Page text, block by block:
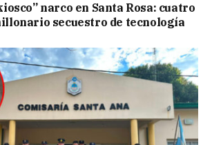
narco en Santa Rosa: cuatro
secuestro de tecnología